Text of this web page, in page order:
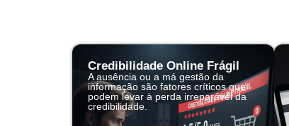
Credibilidade Online Frágil
A ausência ou a má gestão da
informação são fatores críticos que
podem levar à perda irreparável da
credibilidade.